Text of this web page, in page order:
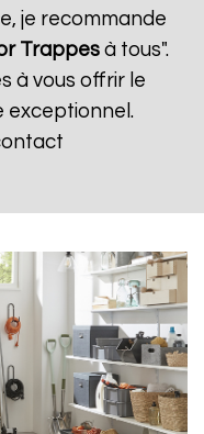
je recommande
Trappesà tous".
à vous offrir le
exceptionnel.